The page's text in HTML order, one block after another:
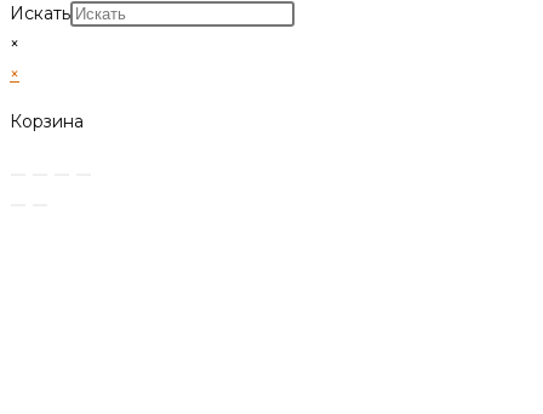
Искать
×
×
Корзина